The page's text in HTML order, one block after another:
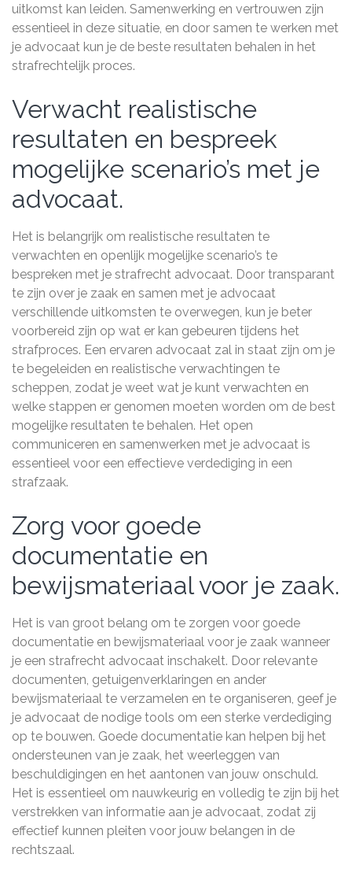
uitkomst kan leiden. Samenwerking en vertrouwen zijn
essentieel in deze situatie, en door samen te werken met
je advocaat kun je de beste resultaten behalen in het
strafrechtelijk proces.
Verwacht realistische
resultaten en bespreek
mogelijke scenario’s met je
advocaat.
Het is belangrijk om realistische resultaten te
verwachten en openlijk mogelijke scenario’s te
bespreken met je strafrecht advocaat. Door transparant
te zijn over je zaak en samen met je advocaat
verschillende uitkomsten te overwegen, kun je beter
voorbereid zijn op wat er kan gebeuren tijdens het
strafproces. Een ervaren advocaat zal in staat zijn om je
te begeleiden en realistische verwachtingen te
scheppen, zodat je weet wat je kunt verwachten en
welke stappen er genomen moeten worden om de best
mogelijke resultaten te behalen. Het open
communiceren en samenwerken met je advocaat is
essentieel voor een effectieve verdediging in een
strafzaak.
Zorg voor goede
documentatie en
bewijsmateriaal voor je zaak.
Het is van groot belang om te zorgen voor goede
documentatie en bewijsmateriaal voor je zaak wanneer
je een strafrecht advocaat inschakelt. Door relevante
documenten, getuigenverklaringen en ander
bewijsmateriaal te verzamelen en te organiseren, geef je
je advocaat de nodige tools om een sterke verdediging
op te bouwen. Goede documentatie kan helpen bij het
ondersteunen van je zaak, het weerleggen van
beschuldigingen en het aantonen van jouw onschuld.
Het is essentieel om nauwkeurig en volledig te zijn bij het
verstrekken van informatie aan je advocaat, zodat zij
effectief kunnen pleiten voor jouw belangen in de
rechtszaal.